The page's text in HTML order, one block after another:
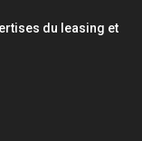
du leasing et